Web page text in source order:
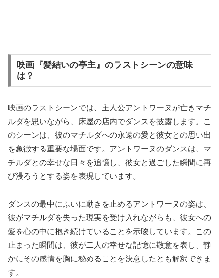
映画『髪結いの亭主』のラストシーンの意味
は？
映画のラストシーンでは、主人公アントワーヌが亡きマチ
ルダを思いながら、床屋の店内でダンスを披露します。こ
のシーンは、彼のマチルダへの永遠の愛と彼女との思い出
を象徴する重要な場面です。アントワーヌのダンスは、マ
チルダとの幸せな日々を追憶し、彼女と過ごした瞬間に再
び浸ろうとする姿を表現しています。
ダンスの最中にふいに動きを止めるアントワーヌの姿は、
彼がマチルダを失った現実を受け入れながらも、彼女への
愛を心の中に抱き続けていることを示唆しています。この
止まった瞬間は、彼が二人の幸せな記憶に敬意を表し、静
かにその感情を胸に秘めることを決意したとも解釈できま
す。